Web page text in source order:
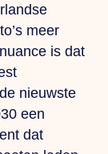
meer
is dat
nieuwste
een
dat